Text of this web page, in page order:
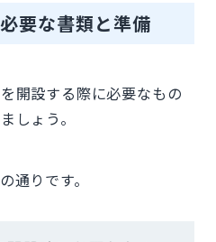
要な書類と準備
開設する際に必要なもの
しょう。
通りです。